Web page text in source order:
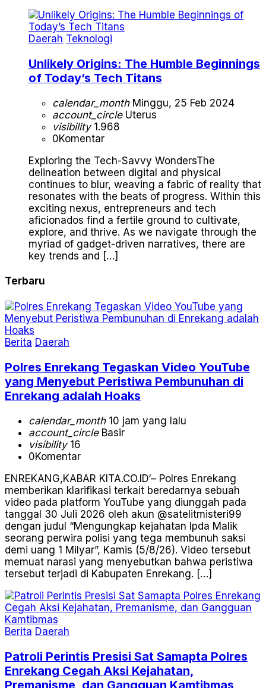
Daerah Teknologi
Unlikely Origins: The Humble Beginnings
of Today’s Tech Titans
calendar_monthMinggu, 25 Feb 2024
account_circleUterus
visibility1.968
0Komentar
Exploring the Tech-Savvy WondersThe
delineation between digital and physical
continues to blur, weaving a fabric of reality that
resonates with the beats of progress. Within this
exciting nexus, entrepreneurs and tech
aficionados find a fertile ground to cultivate,
explore, and thrive. As we navigate through the
myriad of gadget-driven narratives, there are
key trends and […]
Terbaru
Berita Daerah
Polres Enrekang Tegaskan Video YouTube
yang Menyebut Peristiwa Pembunuhan di
Enrekang adalah Hoaks
calendar_month10 jam yang lalu
account_circleBasir
visibility16
0Komentar
ENREKANG,KABAR KITA.CO.ID‘– Polres Enrekang
memberikan klarifikasi terkait beredarnya sebuah
video pada platform YouTube yang diunggah pada
tanggal 30 Juli 2026 oleh akun @satelitmisteri99
dengan judul “Mengungkap kejahatan Ipda Malik
seorang perwira polisi yang tega membunuh saksi
demi uang 1 Milyar”, Kamis (5/8/26). Video tersebut
memuat narasi yang menyebutkan bahwa peristiwa
tersebut terjadi di Kabupaten Enrekang. […]
Berita Daerah
Patroli Perintis Presisi Sat Samapta Polres
Enrekang Cegah Aksi Kejahatan,
Premanisme, dan Gangguan Kamtibmas